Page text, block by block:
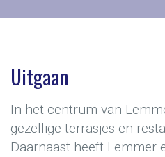
Uitgaan
In het centrum van
gezellige terrasjes en
Daarnaast heeft Lemmer